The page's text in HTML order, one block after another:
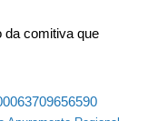
da comitiva que